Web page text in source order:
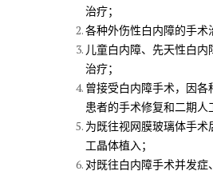
治疗；
各种外伤性白内障的手术
儿童白内障、先天性白
治疗；
曾接受白内障手术，因
患者的手术修复和二期人
为既往视网膜玻璃体手
工晶体植入；
对既往白内障手术并发